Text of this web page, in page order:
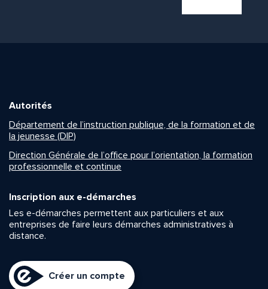
Autorités
Département de l’instruction publique, de la formation et de
la jeunesse (DIP)
Direction Générale de l’office pour l’orientation, la formation
professionnelle et continue
Inscription aux e-démarches
Les e-démarches permettent aux particuliers et aux
entreprises de faire leurs démarches administratives à
distance.
Créer un compte